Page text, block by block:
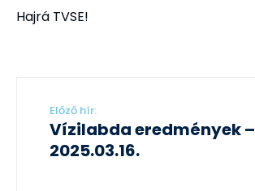
Hajrá TVSE!
Előző hír:
Vízilabda eredmények –
2025.03.16.